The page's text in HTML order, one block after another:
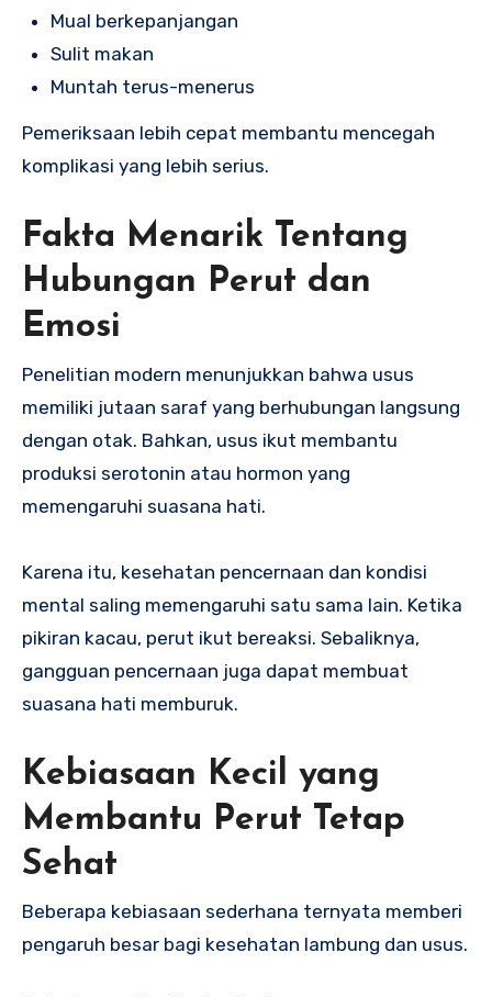
Mual berkepanjangan
Sulit makan
Muntah terus-menerus
Pemeriksaan lebih cepat membantu mencegah
komplikasi yang lebih serius.
Fakta Menarik Tentang
Hubungan Perut dan
Emosi
Penelitian modern menunjukkan bahwa usus
memiliki jutaan saraf yang berhubungan langsung
dengan otak. Bahkan, usus ikut membantu
produksi serotonin atau hormon yang
memengaruhi suasana hati.
Karena itu, kesehatan pencernaan dan kondisi
mental saling memengaruhi satu sama lain. Ketika
pikiran kacau, perut ikut bereaksi. Sebaliknya,
gangguan pencernaan juga dapat membuat
suasana hati memburuk.
Kebiasaan Kecil yang
Membantu Perut Tetap
Sehat
Beberapa kebiasaan sederhana ternyata memberi
pengaruh besar bagi kesehatan lambung dan usus.